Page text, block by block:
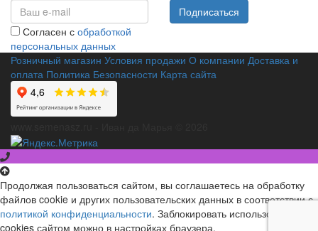
Согласен с обработкой
персональных данных
Подписаться
Розничный магазин Условия продажи О компании Доставка и
оплата Политика Безопасности Карта сайта
Продолжая пользоваться сайтом, вы соглашаетесь на обработку
файлов cookie и других пользовательских данных в соответствии с
политикой конфиденциальности. Заблокировать использование
cookies сайтом можно в настройках браузера.